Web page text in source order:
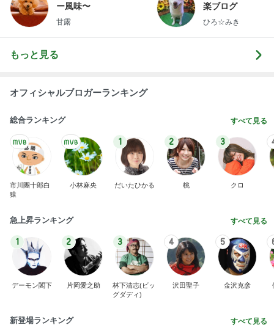
ー風味〜
甘露
楽ブログ
ひろ☆みき
もっと見る
オフィシャルブロガーランキング
総合ランキング すべて見る
市川團十郎白
猿
小林麻央
1
だいたひかる
2
桃
3
クロ
急上昇ランキング すべて見る
1
デーモン閣下
2
片岡愛之助
3
林下清志(ビッ
グダディ)
4
沢田聖子
5
金沢克彦
新登場ランキング すべて見る